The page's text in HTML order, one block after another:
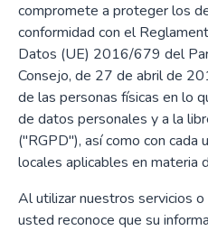
compromete a proteger los
conformidad con el
Datos (UE) 2016/679 del
Consejo, de 27 de abril de
de las personas físicas en lo
de datos personales y a la
("RGPD"), así como con cada
locales aplicables en materia
Al utilizar nuestros servicios
usted reconoce que su